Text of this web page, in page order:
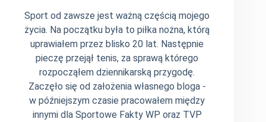
Sport od zawsze jest ważną częścią mojego
życia. Na początku była to piłka nożna, którą
uprawiałem przez blisko 20 lat. Następnie
pieczę przejął tenis, za sprawą którego
rozpocząłem dziennikarską przygodę.
Zaczęło się od założenia własnego bloga -
w późniejszym czasie pracowałem między
innymi dla Sportowe Fakty WP oraz TVP